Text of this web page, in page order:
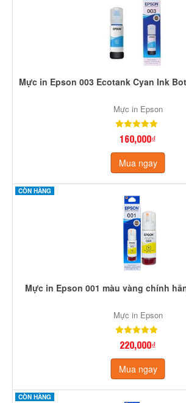
Mực in Epson 003 Ecotank Cyan Ink
Mực in Epson
160,000₫
Mua ngay
CÒN HÀNG
Mực in Epson 001 màu vàng chính
Mực in Epson
220,000₫
Mua ngay
CÒN HÀNG